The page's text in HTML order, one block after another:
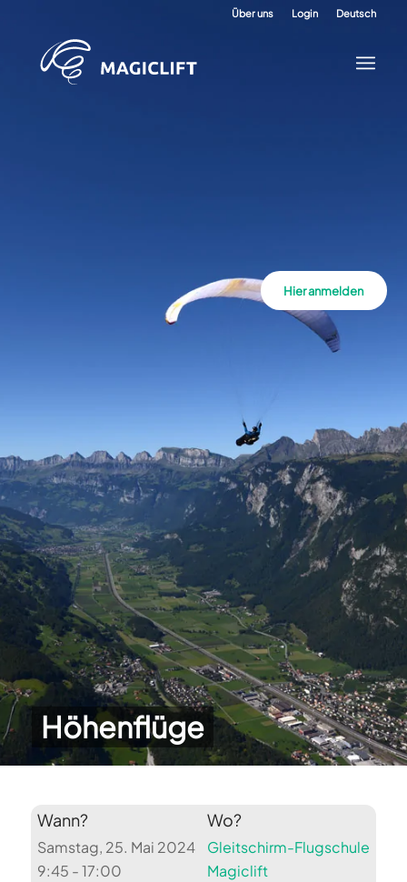
Über uns Login Deutsch
Höhenflüge
Hier anmelden
Wann?
Samstag, 25. Mai 2024
9:45 - 17:00
Wo?
Gleitschirm-Flugschule
Magiclift